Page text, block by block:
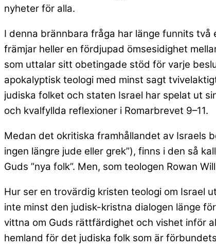
nyheter för alla.
I denna brännbara fråga har länge funnits
främjar heller en fördjupad ömsesidighet
som uttalar sitt obetingade stöd för varje
apokalyptisk teologi med minst sagt
judiska folket och staten Israel har spelat ut
och kvalfyllda reflexioner i Romarbrevet 9–11.
Medan det okritiska framhållandet av Israels
ingen längre jude eller grek”), finns i den så
Guds ”nya folk”. Men, som teologen Rowan
Hur ser en trovärdig kristen teologi om Israel
inte minst den judisk-kristna dialogen länge
vittna om Guds rättfärdighet och vishet inför
hemland för det judiska folk som är